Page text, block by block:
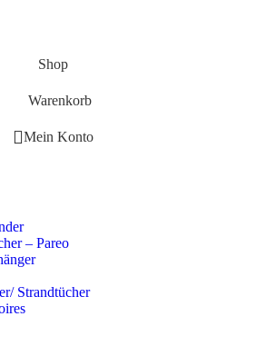
Shop
Warenkorb
Mein Konto
– Pareo
Strandtücher